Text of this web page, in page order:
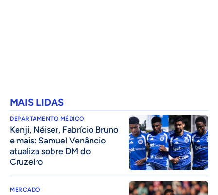
MAIS LIDAS
DEPARTAMENTO MÉDICO
Kenji, Néiser, Fabrício Bruno
e mais: Samuel Venâncio
atualiza sobre DM do
Cruzeiro
MERCADO